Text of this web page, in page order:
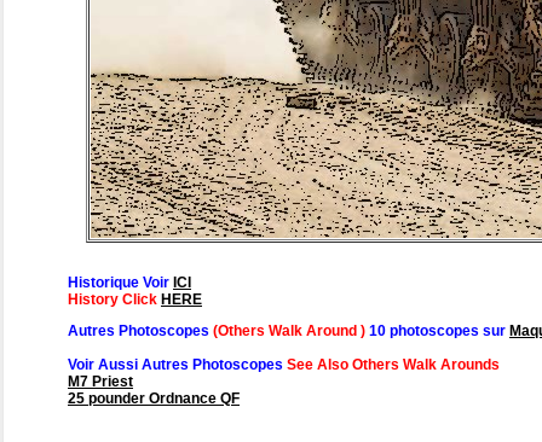
Historique Voir ICI
History Click HERE
Autres Photoscopes (Others Walk Around ) 10 photoscopes sur
Voir Aussi Autres Photoscopes See Also Others Walk Arounds
M7 Priest
25 pounder Ordnance QF